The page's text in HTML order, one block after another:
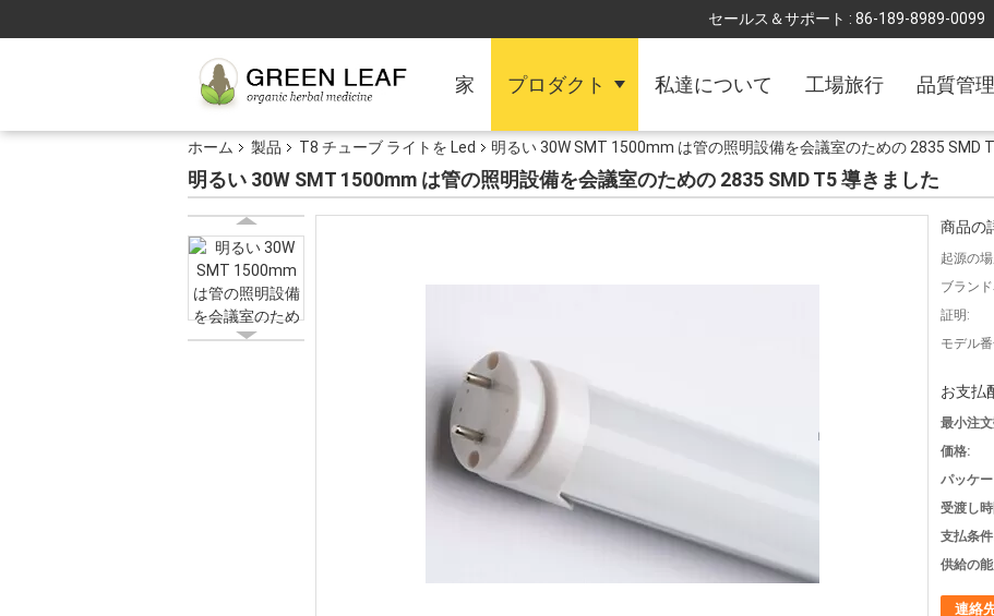
セールス＆サポート : 86-189-8989-0099
家 プロダクト 私達について 工場旅行 品質管理
ホーム 製品 T8 チューブ ライトを Led 明るい 30W SMT 1500mm は管の照明設備を会議室のための 2835 SMD
明るい 30W SMT 1500mm は管の照明設備を会議室のための 2835 SMD T5 導きました
商品の
起源の
ブラン
証明:
モデル
お支払
最小注
価格:
パッケ
受渡し
支払条
供給の
連絡